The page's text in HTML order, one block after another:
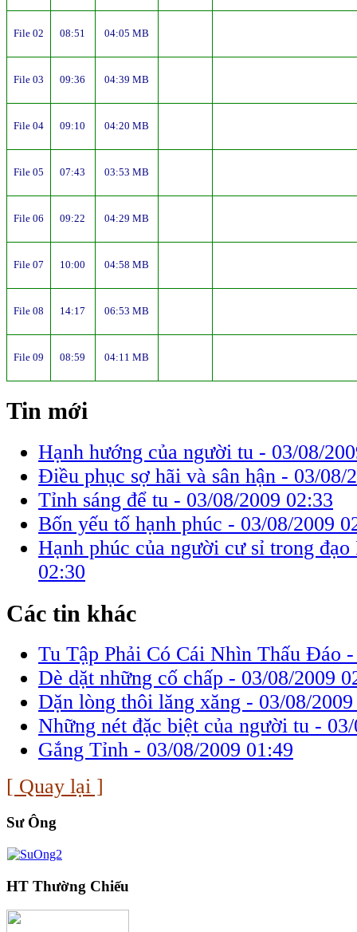
File 02 08:51 04:05 MB
File 03 09:36 04:39 MB
File 04 09:10 04:20 MB
File 05 07:43 03:53 MB
File 06 09:22 04:29 MB
File 07 10:00 04:58 MB
File 08 14:17 06:53 MB
File 09 08:59 04:11 MB
Tin mới
Hạnh hướng của người tu - 03/08/
Điều phục sợ hãi và sân hận - 03/08/
Tỉnh sáng để tu - 03/08/2009 02:33
Bốn yếu tố hạnh phúc - 03/08/2009
Hạnh phúc của người cư sỉ trong
02:30
Các tin khác
Tu Tập Phải Có Cái Nhìn Thấu Đáo
Dè dặt những cố chấp - 03/08/2009
Dặn lòng thôi lăng xăng - 03/08/
Những nét đặc biệt của người tu -
Gắng Tỉnh - 03/08/2009 01:49
[ Quay lại ]
Sư Ông
HT Thường Chiếu